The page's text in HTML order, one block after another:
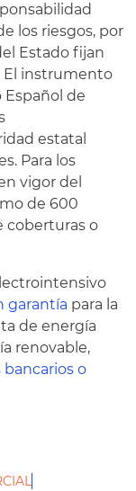
los riesgos, por
Estado fijan
El instrumento
de
estatal
Para los
vigor del
de 600
coberturas o
garantía para la
de energía
renovable,
bancarios o